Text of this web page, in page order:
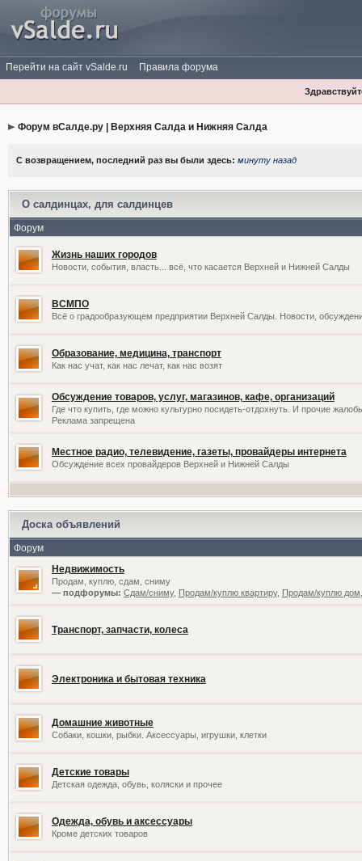
Перейти на сайт vSalde.ru Правила форума
Форум вСалде.ру | Верхняя Салда и Нижняя Салда
С возвращением, последний раз вы были здесь: минуту назад
О салдинцах, для салдинцев
Форум
Жизнь наших городов
Новости, события, власть... всё, что касается Верхней и Нижней Салды
ВСМПО
Всё о градообразующем предприятии Верхней Салды. Новости,
Образование, медицина, транспорт
Как нас учат, как нас лечат, как нас возят
Обсуждение товаров, услуг, магазинов, кафе, организаций
Где что купить, где можно культурно посидеть-отдохнуть. И прочие
Реклама запрещена
Местное радио, телевидение, газеты, провайдеры интернета
Обсуждение всех провайдеров Верхней и Нижней Салды
Доска объявлений
Форум
Недвижимость
Продам, куплю, сдам, сниму
— подфорумы: Сдам/сниму, Продам/куплю квартиру, Продам/куплю
Транспорт, запчасти, колеса
Электроника и бытовая техника
Домашние животные
Собаки, кошки, рыбки. Аксессуары, игрушки, клетки
Детские товары
Детская одежда, обувь, коляски и прочее
Одежда, обувь и аксессуары
Кроме детских товаров